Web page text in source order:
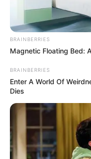
BRAINBERRIES
Magnetic Floating Bed:
BRAINBERRIES
Enter A World Of
Dies